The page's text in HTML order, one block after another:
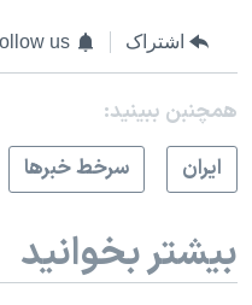
اشتراک us
همچنبن ببینید:
ايران
سرخط خبرها
بیشتر بخوانید